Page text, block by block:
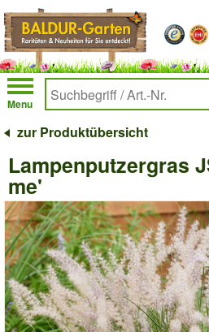
Menu
zur Produktübersicht
Lampenputzergras
me'